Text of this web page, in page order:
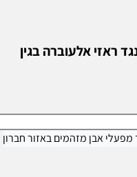
ראזי אלעוברה בגין